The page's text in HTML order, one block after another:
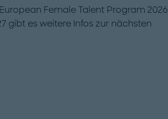
Female Talent Program 2026
gibt es weitere Infos zur nächsten